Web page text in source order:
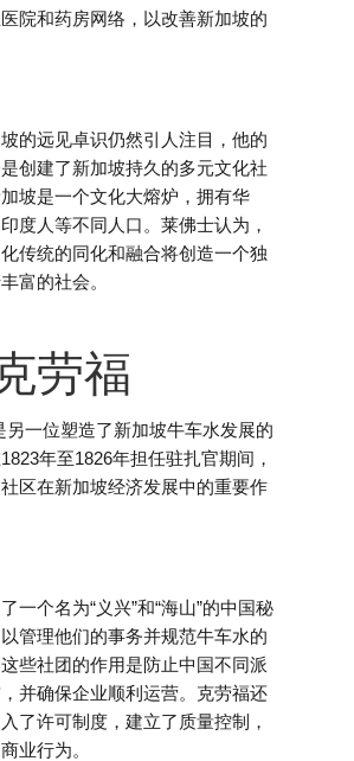
院和药房网络，以改善新加坡的
的远见卓识仍然引人注目，他的
创建了新加坡持久的多元文化社
坡是一个文化大熔炉，拥有华
度人等不同人口。莱佛士认为，
传统的同化和融合将创造一个独
富的社会。
劳福
另一位塑造了新加坡牛车水发展的
年至1826年担任驻扎官期间，
区在新加坡经济发展中的重要作
一个名为“义兴”和“海山”的中国秘
管理他们的事务并规范牛车水的
些社团的作用是防止中国不同派
并确保企业顺利运营。克劳福还
了许可制度，建立了质量控制，
业行为。